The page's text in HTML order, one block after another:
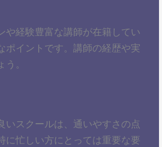
や経験豊富な講師が在籍してい
ポイントです。講師の経歴や実
。
いスクールは、通いやすさの点
に忙しい方にとっては重要な要